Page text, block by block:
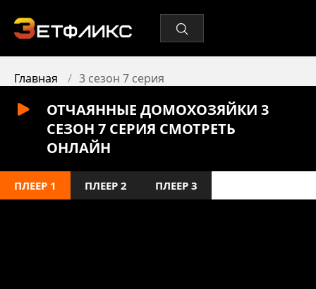
Главная 3 сезон 7 серия
ОТЧАЯННЫЕ ДОМОХОЗЯЙКИ 3
СЕЗОН 7 СЕРИЯ СМОТРЕТЬ
ОНЛАЙН
ПЛЕЕР 1 ПЛЕЕР 2 ПЛЕЕР 3